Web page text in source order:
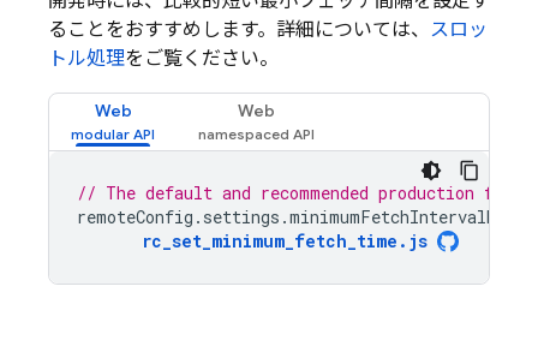
ることをおすすめします。詳細については、 スロッ
トル処理をご覧ください。
Web Web
// The default and recommended production
remoteConfig . settings .
rc_set_minimum_fetch_time . js